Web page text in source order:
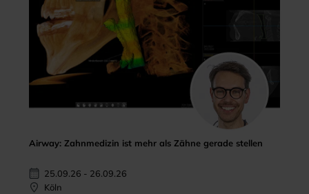
Airway: Zahnmedizin ist mehr als Zähne gerade stellen
25.09.26 - 26.09.26
Köln